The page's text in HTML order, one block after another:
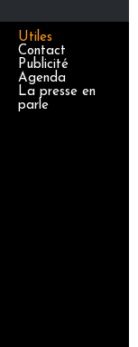
Utiles
Contact
Publicité
Agenda
La presse en
parle